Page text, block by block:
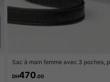
Sac à main femme avec 3 poches,
DH470.00